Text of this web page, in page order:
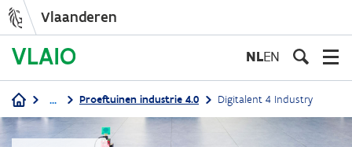
inhoud
gaan
Vlaanderen
NLEN
Kruimelpad
... Proeftuinen industrie 4.0 Digitalent 4 Industry